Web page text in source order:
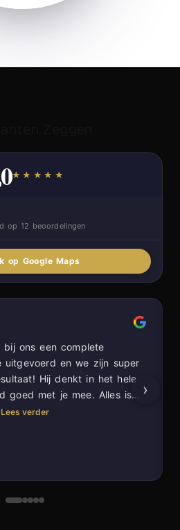
★★★★★
op 12 beoordelingen
op Google Maps
bij ons een complete
uitgevoerd en we zijn super
Hij denkt in het hele
goed met je mee. Alles is
gezaagd voor een super
Lees verder
›